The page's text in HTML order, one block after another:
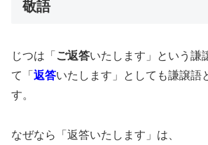
敬語
じつは「 ご返答いたします」という謙
て「 返答いたします」としても謙譲語
す。
なぜなら「返答いたします」は、